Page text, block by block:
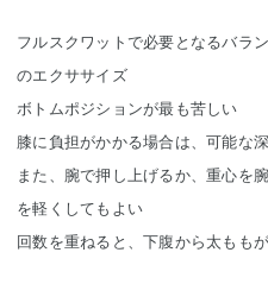
フルスクワットで必要となるバラ
のエクササイズ
ボトムポジションが最も苦しい
膝に負担がかかる場合は、可能な
また、腕で押し上げるか、重心を
を軽くしてもよい
回数を重ねると、下腹から太もも